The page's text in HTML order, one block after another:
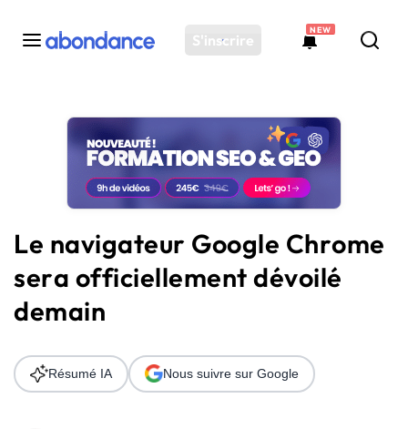
S'inscrire
NEW
Toutes les actus
Actus SEO
Plateforme
Solutions
Ressources
Audit SEO
Le navigateur Google Chrome
sera officiellement dévoilé
demain
Résumé IA Nous suivre sur Google